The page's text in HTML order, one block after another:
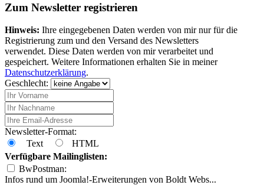
Zum Newsletter registrieren
Hinweis: Ihre eingegebenen Daten werden von mir nur für die
Registrierung zum und den Versand des Newsletters
verwendet. Diese Daten werden von mir verarbeitet und
gespeichert. Weitere Informationen erhalten Sie in meiner
Datenschutzerklärung.
Geschlecht:
Newsletter-Format:
Text
HTML
Verfügbare Mailinglisten:
BwPostman:
Infos rund um Joomla!-Erweiterungen von Boldt Webs...